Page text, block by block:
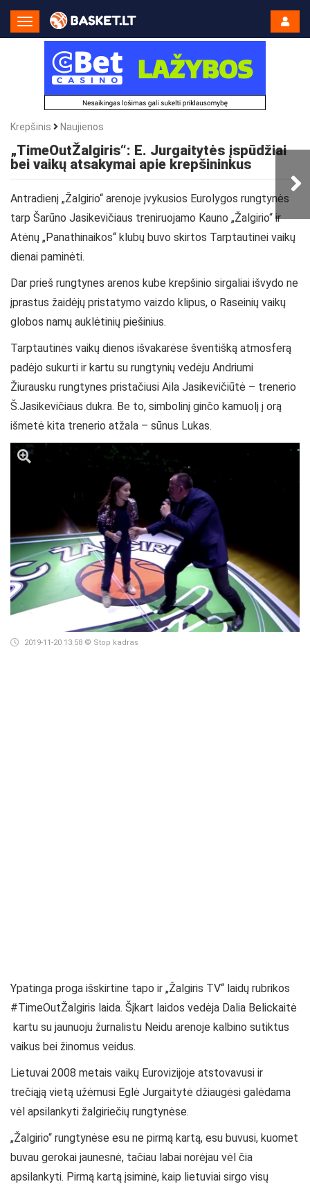
Toggle
Navigation
Krepšinis Naujienos
„TimeOutŽalgiris“: E. Jurgaitytės įspūdžiai
bei vaikų atsakymai apie krepšininkus
Antradienį „Žalgirio“ arenoje įvykusios Eurolygos rungtynės
tarp Šarūno Jasikevičiaus treniruojamo Kauno „Žalgirio“ ir
Atėnų „Panathinaikos“ klubų buvo skirtos Tarptautinei vaikų
dienai paminėti.
Dar prieš rungtynes arenos kube krepšinio sirgaliai išvydo ne
įprastus žaidėjų pristatymo vaizdo klipus, o Raseinių vaikų
globos namų auklėtinių piešinius.
Tarptautinės vaikų dienos išvakarėse šventišką atmosferą
padėjo sukurti ir kartu su rungtynių vedėju Andriumi
Žiurausku rungtynes pristačiusi Aila Jasikevičiūtė – trenerio
Š.Jasikevičiaus dukra. Be to, simbolinį ginčo kamuolį į orą
išmetė kita trenerio atžala – sūnus Lukas.
2019-11-20 13:58 © Stop kadras
Ypatinga proga išskirtine tapo ir „Žalgiris TV“ laidų rubrikos
#TimeOutŽalgiris laida. Šįkart laidos vedėja Dalia Belickaitė
kartu su jaunuoju žurnalistu Neidu arenoje kalbino sutiktus
vaikus bei žinomus veidus.
Lietuvai 2008 metais vaikų Eurovizijoje atstovavusi ir
trečiąją vietą užėmusi Eglė Jurgaitytė džiaugėsi galėdama
vėl apsilankyti žalgiriečių rungtynėse.
„Žalgirio“ rungtynėse esu ne pirmą kartą, esu buvusi, kuomet
buvau gerokai jaunesnė, tačiau labai norėjau vėl čia
apsilankyti. Pirmą kartą įsiminė, kaip lietuviai sirgo visų